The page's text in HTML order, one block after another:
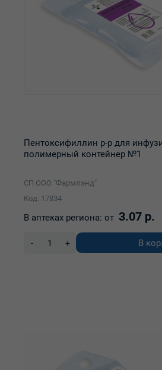
Пентоксифиллин р-р для
полимерный контейнер №1
СП ООО "Фармлэнд"
Код: 17834
В аптеках региона: от 3.07 р.
- + В